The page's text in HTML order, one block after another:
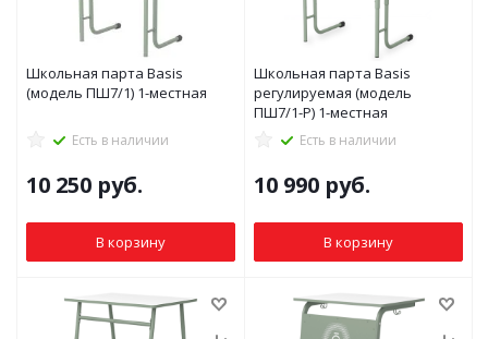
Школьная парта Basis
(модель ПШ7/1) 1-местная
Есть в наличии
10 250 руб.
В корзину
Школьная парта Basis
регулируемая (модель
ПШ7/1-Р) 1-местная
Есть в наличии
10 990 руб.
В корзину